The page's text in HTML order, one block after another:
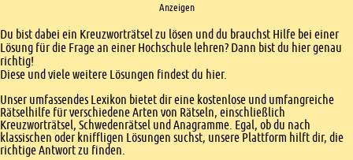
Anzeigen
Einleitung
Du bist dabei ein Kreuzworträtsel zu lösen und du brauchst Hilfe bei einer
Lösung für die Frage an einer Hochschule lehren? Dann bist du hier genau
richtig!
Diese und viele weitere Lösungen findest du hier.
Unser umfassendes Lexikon bietet dir eine kostenlose und umfangreiche
Rätselhilfe für verschiedene Arten von Rätseln, einschließlich
Kreuzworträtsel, Schwedenrätsel und Anagramme. Egal, ob du nach
klassischen oder kniffligen Lösungen suchst, unsere Plattform hilft dir, die
richtige Antwort zu finden.